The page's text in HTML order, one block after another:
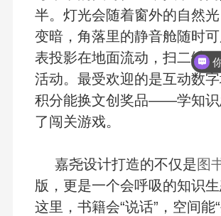
半。灯光会随着窗外的自然
变暗，角落里的静音舱随时
表投影在地面流动，扫二维
活动。最受欢迎的是互动数
积分能换文创奖品——学知识
了闯关游戏。
嘉尧设计打造的不仅是图
版，更是一个会呼吸的知识
这里，书籍会“说话”，空间能